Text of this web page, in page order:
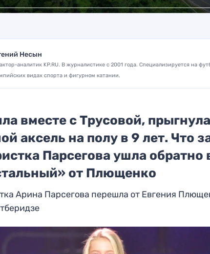
Несын
аналитик KP.RU. В журналистике с 2001 года. Специализируется на
видах спорта и фигурном катании.
вместе с Трусовой,
аксель на полу в 9 лет. Что
Парсегова ушла обратно
от Плющенко
Арина Парсегова перешла от Евгения